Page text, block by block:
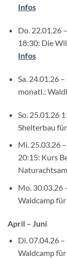
Infos
Do. 22.01.26
18:30: Die
Infos
Sa. 24.01.26
monatl.:
So. 25.01.26
Shelterbau
Mi. 25.03.26
20:15: Kurs
Mo. 30.03.26
Waldcamp
April – Juni
Di. 07.04.26
Waldcamp